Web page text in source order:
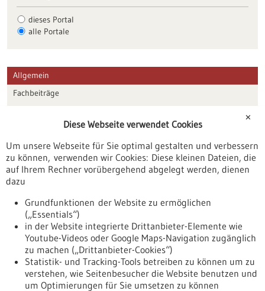
dieses Portal
alle Portale
Allgemein
Fachbeiträge
Veranstaltungen
Erscheinungsdatum
Nach oben
✕
Diese Webseite verwendet Cookies
Um unsere Webseite für Sie optimal gestalten und verbessern
zu können, verwenden wir Cookies: Diese kleinen Dateien, die
auf Ihrem Rechner vorübergehend abgelegt werden, dienen
dazu
Grundfunktionen der Website zu ermöglichen
(„Essentials“)
in der Website integrierte Drittanbieter-Elemente wie
Youtube-Videos oder Google Maps-Navigation zugänglich
zu machen („Drittanbieter-Cookies“)
Statistik- und Tracking-Tools betreiben zu können um zu
verstehen, wie Seitenbesucher die Website benutzen und
um Optimierungen für Sie umsetzen zu können